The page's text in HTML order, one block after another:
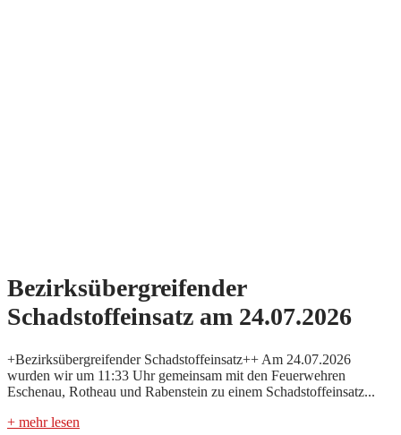
Bezirksübergreifender
Schadstoffeinsatz am 24.07.2026
+Bezirksübergreifender Schadstoffeinsatz++ Am 24.07.2026
wurden wir um 11:33 Uhr gemeinsam mit den Feuerwehren
Eschenau, Rotheau und Rabenstein zu einem Schadstoffeinsatz...
+ mehr lesen